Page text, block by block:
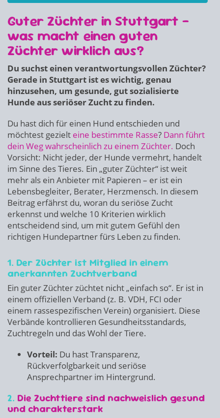
Guter Züchter in Stuttgart –
was macht einen guten
Züchter wirklich aus?
Du suchst einen verantwortungsvollen Züchter?
Gerade in Stuttgart ist es wichtig, genau
hinzusehen, um gesunde, gut sozialisierte
Hunde aus seriöser Zucht zu finden.
Du hast dich für einen Hund entschieden und
möchtest gezielt eine bestimmte Rasse? Dann führt
dein Weg wahrscheinlich zu einem Züchter. Doch
Vorsicht: Nicht jeder, der Hunde vermehrt, handelt
im Sinne des Tieres. Ein „guter Züchter“ ist weit
mehr als ein Anbieter mit Papieren – er ist ein
Lebensbegleiter, Berater, Herzmensch. In diesem
Beitrag erfährst du, woran du seriöse Zucht
erkennst und welche 10 Kriterien wirklich
entscheidend sind, um mit gutem Gefühl den
richtigen Hundepartner fürs Leben zu finden.
1. Der Züchter ist Mitglied in einem
anerkannten Zuchtverband
Ein guter Züchter züchtet nicht „einfach so“. Er ist in
einem offiziellen Verband (z. B. VDH, FCI oder
einem rassespezifischen Verein) organisiert. Diese
Verbände kontrollieren Gesundheitsstandards,
Zuchtregeln und das Wohl der Tiere.
Vorteil: Du hast Transparenz,
Rückverfolgbarkeit und seriöse
Ansprechpartner im Hintergrund.
2. Die Zuchttiere sind nachweislich gesund
und charakterstark